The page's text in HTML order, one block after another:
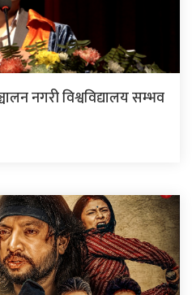
नगरी विश्वविद्यालय सम्भव